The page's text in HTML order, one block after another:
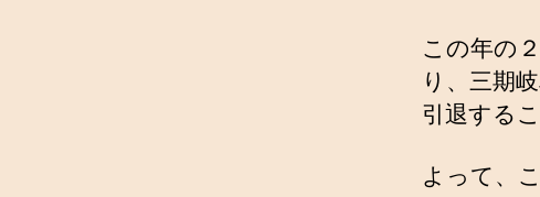
この年の
り、三期
引退する
よって、